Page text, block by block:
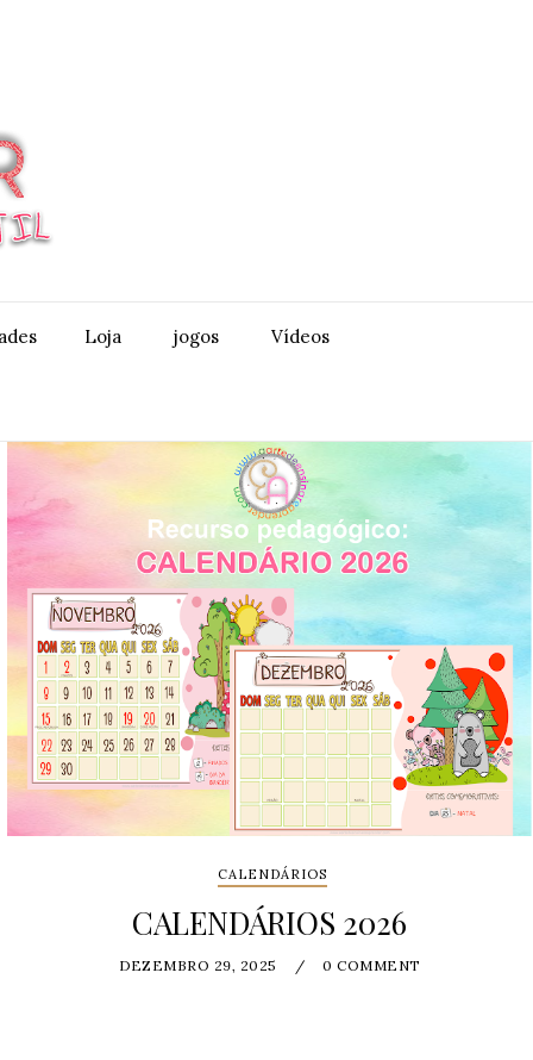
Loja jogos Vídeos
CALENDÁRIOS
CALENDÁRIOS 2026
DEZEMBRO 29, 2025 / 0 COMMENT